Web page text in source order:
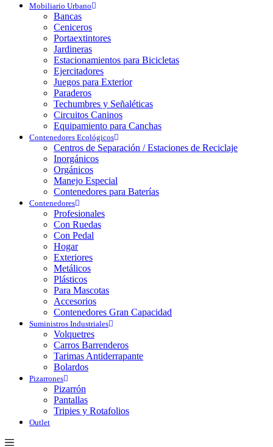
Mobiliario Urbano
Bancas
Ceniceros
Portaextintores
Jardineras
Estacionamientos para Bicicletas
Ejercitadores
Juegos para Exterior
Paraderos
Techumbres y Señaléticas
Circuitos Caninos
Equipamiento para Canchas
Contenedores Ecológicos
Centros de Separación / Estaciones de Reciclaje
Inorgánicos
Orgánicos
Manejo Especial
Contenedores para Baterías
Contenedores
Profesionales
Con Ruedas
Con Pedal
Hogar
Exteriores
Metálicos
Plásticos
Para Mascotas
Accesorios
Contenedores Gran Capacidad
Suministros Industriales
Volquetres
Carros Barrenderos
Tarimas Antiderrapante
Bolardos
Pizarrones
Pizarrón
Pantallas
Tripies y Rotafolios
Outlet